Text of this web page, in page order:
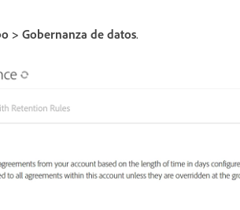
> Gobernanza de datos.